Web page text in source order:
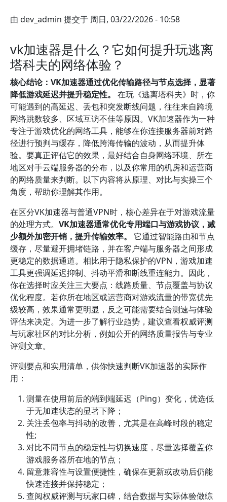
由 dev_admin 提交于 周日, 03/22/2026 - 10:58
vk加速器是什么？它如何提升玩逃离
塔科夫的网络体验？
核心结论：VK加速器通过优化传输路径与节点选择，显著
降低游戏延迟并提升稳定性。
在玩《逃离塔科夫》时，你
可能遇到的高延迟、丢包和突发断线问题，往往来自跨境
网络跳数较多、区域互访不佳等原因。VK加速器作为一种
专注于游戏优化的网络工具，能够在你连接服务器前对路
径进行预判与缓存，降低跨海传输的波动，从而提升体
验。要真正评估它的效果，最好结合自身网络环境、所在
地区对手云端服务器的分布，以及你常用的机房和运营商
的网络质量来判断。以下内容将从原理、对比与实操三个
角度，帮助你理解其作用。
在区分VK加速器与普通VPN时，核心差异在于对游戏流量
的处理方式。 VK加速器通常优化专用端口与游戏协议，减
少额外加密开销，提升传输效率。
它通过智能路由和节点
缓存，尽量避开拥堵链路，并在客户端与服务器之间形成
更稳定的数据通道。相比用于隐私保护的VPN，游戏加速
工具更强调延迟抑制、抖动平滑和断线重连能力。因此，
你在选择时应关注三大要点：线路质量、节点覆盖与协议
优化程度。若你所在地区或运营商对游戏流量的带宽优先
级较高，效果通常更明显，反之可能需要结合测速与体验
评估来决定。为进一步了解行业趋势，建议查看权威评测
与玩家社区的对比分析，例如公开的网络质量报告与专业
评测文章。
评测要点和实用清单，供你快速判断VK加速器的实际作
用：
测量在使用前后的端到端延迟（Ping）变化，优选低
于无加速状态的显著下降；
关注丢包率与抖动的改善，尤其是在高峰时段的稳定
性;
对比不同节点的稳定性与切换速度，尽量选择覆盖你
游戏服务器所在地的节点；
留意兼容性与设置便捷性，确保在更新或改动后仍能
快速连接并保持稳定；
查阅权威评测与玩家口碑，结合数据与实际体验做综